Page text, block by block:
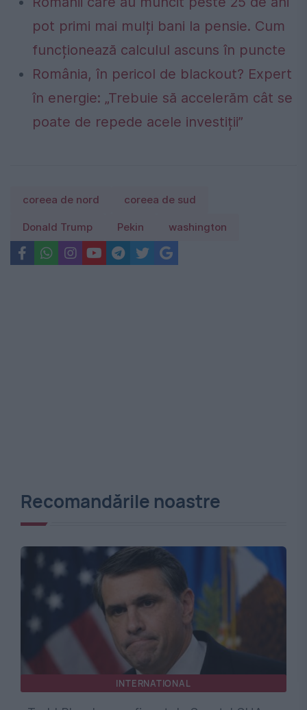
pot primi mai mulți bani la pensie. Cum
funcționează calculul ascuns în puncte
România, în pericol de blackout? Expert
în energie: „Trebuie să accelerăm cât se
poate de repede acele investiții”
coreea de nord coreea de sud
Donald Trump Pekin washington
Recomandările noastre
INTERNATIONAL